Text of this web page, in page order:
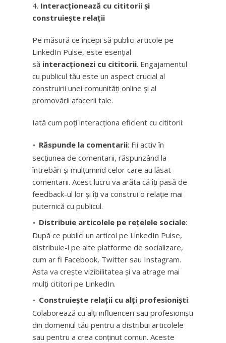
Interacționează cu cititorii și
construiește relații
Pe măsură ce începi să publici articole pe
LinkedIn Pulse, este esențial
să interacționezi cu cititorii. Engajamentul
cu publicul tău este un aspect crucial al
construirii unei comunități online și al
promovării afacerii tale.
Iată cum poți interacționa eficient cu cititorii:
Răspunde la comentarii: Fii activ în
secțiunea de comentarii, răspunzând la
întrebări și mulțumind celor care au lăsat
comentarii. Acest lucru va arăta că îți pasă de
feedback-ul lor și îți va construi o relație mai
puternică cu publicul.
Distribuie articolele pe rețelele sociale:
După ce publici un articol pe LinkedIn Pulse,
distribuie-l pe alte platforme de socializare,
cum ar fi Facebook, Twitter sau Instagram.
Asta va crește vizibilitatea și va atrage mai
mulți cititori pe LinkedIn.
Construiește relații cu alți profesioniști:
Colaborează cu alți influenceri sau profesioniști
din domeniul tău pentru a distribui articolele
sau pentru a crea conținut comun. Aceste